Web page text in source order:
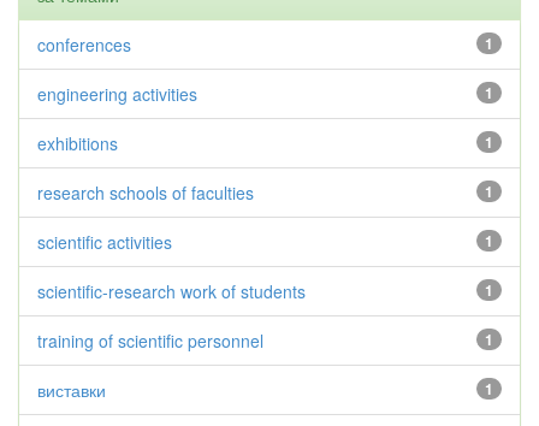
1
conferences
1
engineering activities
1
exhibitions
1
research schools of faculties
1
scientific activities
1
scientific-research work of students
1
training of scientific personnel
1
виставки